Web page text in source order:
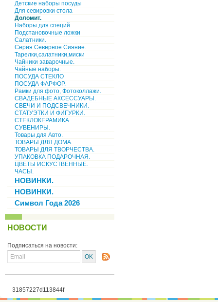
Детские наборы посуды
Для севировки стола
Доломит.
Наборы для специй
Подстановочные ложки
Салатники.
Серия Северное Сияние.
Тарелки,салатники,миски
Чайники заварочные.
Чайные наборы.
ПОСУДА СТЕКЛО
ПОСУДА ФАРФОР.
Рамки для фото, Фотоколлажи.
СВАДЕБНЫЕ АКСЕССУАРЫ.
СВЕЧИ И ПОДСВЕЧНИКИ.
СТАТУЭТКИ И ФИГУРКИ.
СТЕКЛОКЕРАМИКА.
СУВЕНИРЫ.
Товары для Авто.
ТОВАРЫ ДЛЯ ДОМА.
ТОВАРЫ ДЛЯ ТВОРЧЕСТВА.
УПАКОВКА ПОДАРОЧНАЯ.
ЦВЕТЫ ИСКУСТВЕННЫЕ.
ЧАСЫ.
НОВИНКИ.
НОВИНКИ.
Символ Года 2026
НОВОСТИ
Подписаться на новости:
31857227d113844f